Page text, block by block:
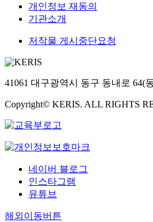
개인정보 재동의
기관소개
저작물 게시중단요청
41061 대구광역시 동구 동내로 64(
Copyright© KERIS. ALL RIGHTS
네이버 블로그
인스타그램
유튜브
해외이동버튼